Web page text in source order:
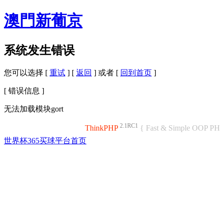
澳門新葡京
系统发生错误
您可以选择 [ 重试 ] [ 返回 ] 或者 [ 回到首页 ]
[ 错误信息 ]
无法加载模块gort
ThinkPHP 2.1RC1 { Fast & Simple OOP
世界杯365买球平台首页